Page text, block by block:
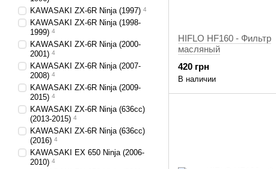
HIFLO HF160 - Фильтр
масляный
420 грн
В наличии
KAWASAKI ZX-6R Ninja (1997) 4
KAWASAKI ZX-6R Ninja (1998-
1999) 4
KAWASAKI ZX-6R Ninja (2000-
2001) 4
KAWASAKI ZX-6R Ninja (2007-
2008) 4
KAWASAKI ZX-6R Ninja (2009-
2015) 4
KAWASAKI ZX-6R Ninja (636сс)
(2013-2015) 4
KAWASAKI ZX-6R Ninja (636сс)
(2016) 4
KAWASAKI EX 650 Ninja (2006-
2010) 4